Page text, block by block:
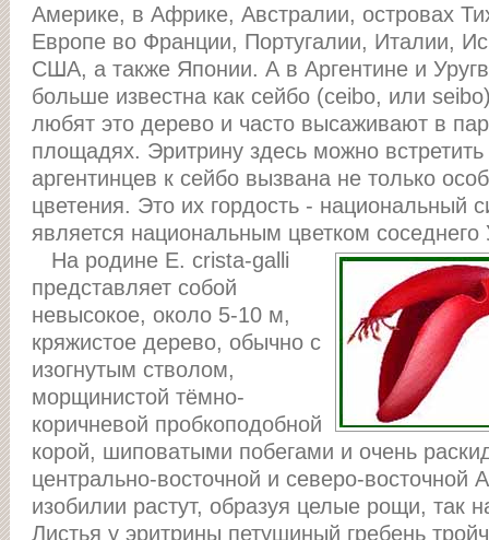
Америке, в Африке, Австралии, островах
Европе во Франции, Португалии, Италии,
США, а также Японии. А в Аргентине и
больше известна как сейбо (ceibo, или
любят это дерево и часто высаживают в
площадях. Эритрину здесь можно
аргентинцев к сейбо вызвана не только
цветения. Это их гордость - национальный
является национальным цветком соседнего
На родине E. crista-galli
представляет собой
невысокое, около 5-10 м,
кряжистое дерево, обычно с
изогнутым стволом,
морщинистой тёмно-
коричневой пробкоподобной
корой, шиповатыми побегами и очень
центрально-восточной и северо-восточной
изобилии растут, образуя целые рощи, так
Листья у эритрины петушиный гребень